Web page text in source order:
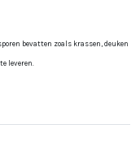
bevatten zoals krassen, deuken
leveren.